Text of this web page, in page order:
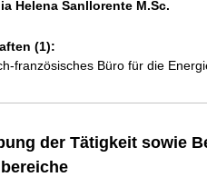
Helena Sanllorente M.Sc.
(1):
französisches Büro für die
der Tätigkeit sowie